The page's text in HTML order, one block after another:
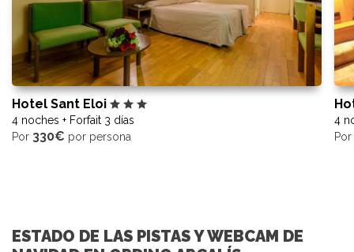
Hotel Sant Eloi
4 noches + Forfait 3 días
Por 330€ por persona
4
Por
ESTADO DE LAS PISTAS Y WEBCAM DE